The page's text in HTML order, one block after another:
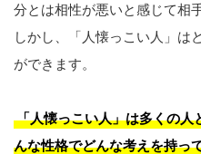
分とは相性が悪いと感じて相
しかし、「人懐っこい人」は
ができます。
「人懐っこい人」は多くの人
んな性格でどんな考えを持っ